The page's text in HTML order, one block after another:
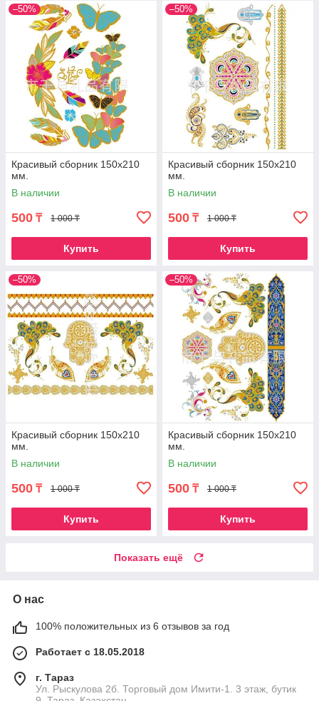
–50%
Красивый сборник 150х210
мм.
В наличии
500 ₸ 1 000 ₸
Купить
–50%
Красивый сборник 150х210
мм.
В наличии
500 ₸ 1 000 ₸
Купить
–50%
Красивый сборник 150х210
мм.
В наличии
500 ₸ 1 000 ₸
Купить
–50%
Красивый сборник 150х210
мм.
В наличии
500 ₸ 1 000 ₸
Купить
Показать ещё
О нас
100% положительных из 6 отзывов за год
Работает с 18.05.2018
г. Тараз
Ул. Рыскулова 2б. Торговый дом Имити-1. 3 этаж, бутик